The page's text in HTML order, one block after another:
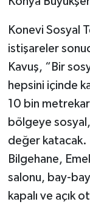
Konevi Sosyal
istişareler
Kavuş, “Bir
hepsini içinde
10 bin
bölgeye
değer katacak.
Bilgehane,
salonu, bay-
kapalı ve açık